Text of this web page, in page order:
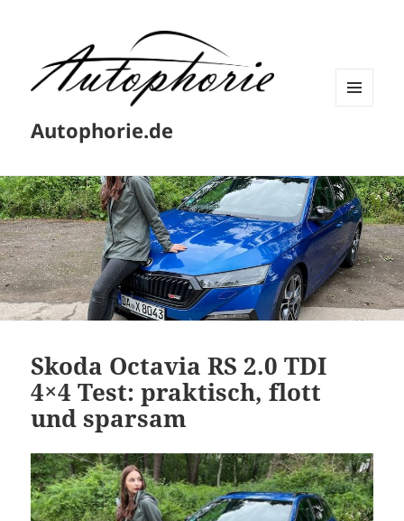
Autophorie.de
Skoda Octavia RS 2.0 TDI
4×4 Test: praktisch, flott
und sparsam